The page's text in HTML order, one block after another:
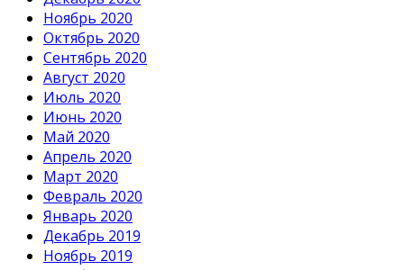
Ноябрь 2020
Октябрь 2020
Сентябрь 2020
Август 2020
Июль 2020
Июнь 2020
Май 2020
Апрель 2020
Март 2020
Февраль 2020
Январь 2020
Декабрь 2019
Ноябрь 2019